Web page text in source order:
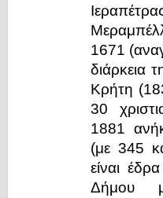
1671
διάρκεια
Κρήτη
30
1881
(με 345
είναι
Δήμου